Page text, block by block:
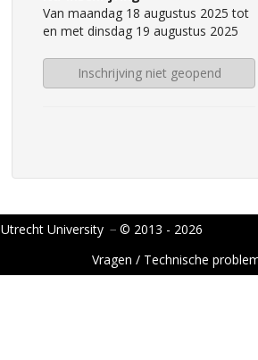
Van maandag 18 augustus 2025 tot
en met dinsdag 19 augustus 2025
Inschrijving niet geopend
Utrecht University − © 2013 - 2026
Vragen / Technische